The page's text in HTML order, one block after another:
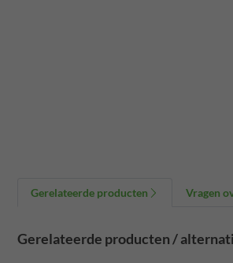
Gerelateerde producten Vragen
Gerelateerde producten /